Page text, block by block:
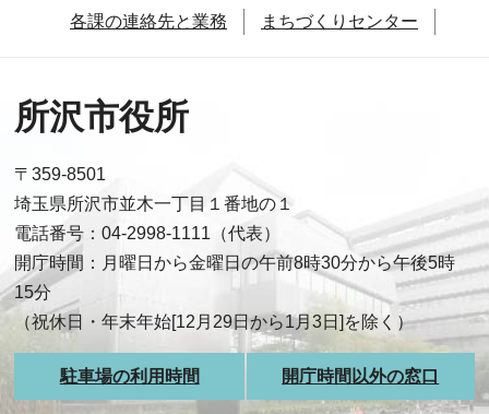
各課の連絡先と業務
まちづくりセンター
所沢市役所
〒359-8501
埼玉県所沢市並木一丁目１番地の１
電話番号：04-2998-1111（代表）
開庁時間：月曜日から金曜日の午前8時30分から午後5時
15分
（祝休日・年末年始[12月29日から1月3日]を除く）
駐車場の利用時間 開庁時間以外の窓口